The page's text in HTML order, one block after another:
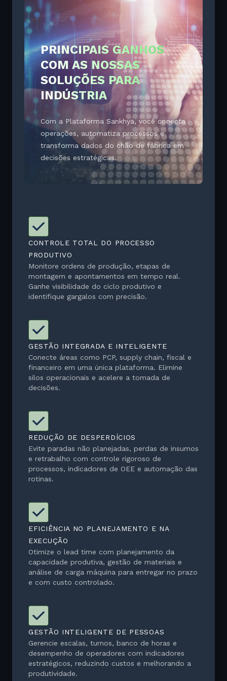
PRINCIPAIS GANHOS
COM AS NOSSAS
SOLUÇÕES PARA
INDÚSTRIA
Com a Plataforma Sankhya, você conecta
operações, automatiza processos e
transforma dados do chão de fábrica em
decisões estratégicas.
CONTROLE TOTAL DO PROCESSO
PRODUTIVO
Monitore ordens de produção, etapas de
montagem e apontamentos em tempo real.
Ganhe visibilidade do ciclo produtivo e
identifique gargalos com precisão.
GESTÃO INTEGRADA E INTELIGENTE
Conecte áreas como PCP, supply chain, fiscal e
financeiro em uma única plataforma. Elimine
silos operacionais e acelere a tomada de
decisões.
REDUÇÃO DE DESPERDÍCIOS
Evite paradas não planejadas, perdas de insumos
e retrabalho com controle rigoroso de
processos, indicadores de OEE e automação das
rotinas.
EFICIÊNCIA NO PLANEJAMENTO E NA
EXECUÇÃO
Otimize o lead time com planejamento da
capacidade produtiva, gestão de materiais e
análise de carga máquina para entregar no prazo
e com custo controlado.
GESTÃO INTELIGENTE DE PESSOAS
Gerencie escalas, turnos, banco de horas e
desempenho de operadores com indicadores
estratégicos, reduzindo custos e melhorando a
produtividade.